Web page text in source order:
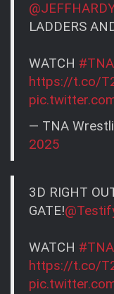
LADDERS
WATCH
https://t.co/
— TNA
2025
3D RIGHT
GATE!
WATCH
https://t.co/